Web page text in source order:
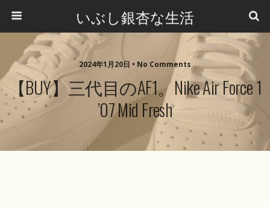
いぶし銀杏な生活
2024年1月20日 • No Comments
【BUY】三代目のAF1。Nike Air Force 1
’07 Mid Fresh